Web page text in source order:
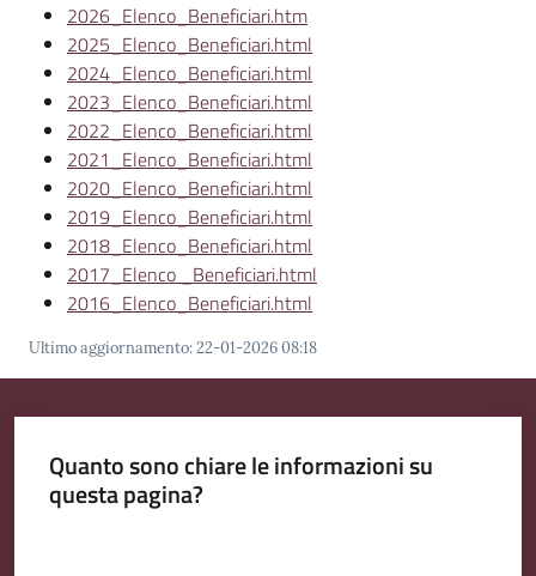
Tutti
gli
argomenti
o
E
2026_Elenco_Beneficiari.htm
2025_Elenco_Beneficiari.html
2024_Elenco_Beneficiari.html
2023_Elenco_Beneficiari.html
2022_Elenco_Beneficiari.html
2021_Elenco_Beneficiari.html
2020_Elenco_Beneficiari.html
2019_Elenco_Beneficiari.html
2018_Elenco_Beneficiari.html
2017_Elenco _Beneficiari.html
2016_Elenco_Beneficiari.html
Ultimo aggiornamento:22-01-2026 08:18
Quanto sono chiare le informazioni su
questa pagina?